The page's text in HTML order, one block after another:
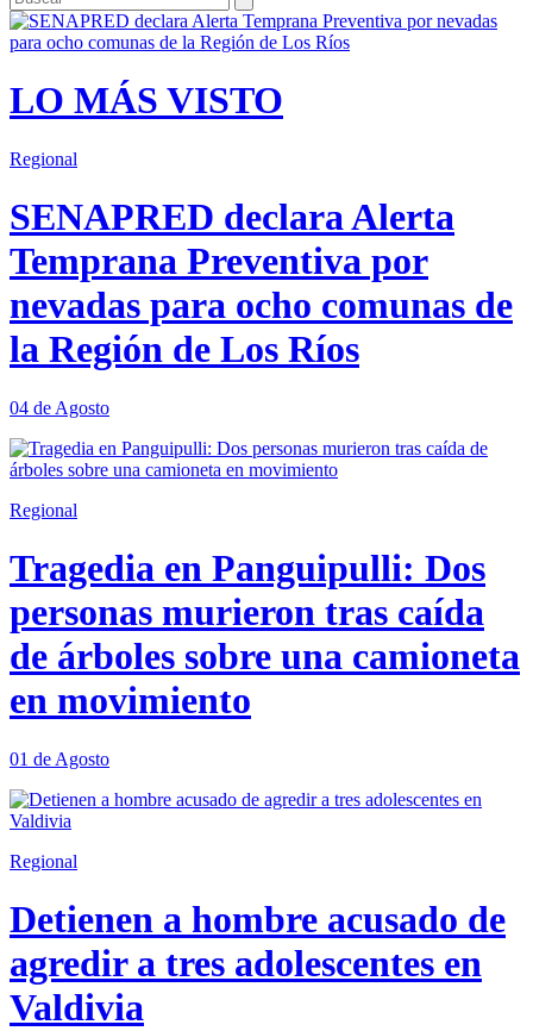
LO MÁS VISTO
Regional
SENAPRED declara Alerta
Temprana Preventiva por
nevadas para ocho comunas de
la Región de Los Ríos
04 de Agosto
Regional
Tragedia en Panguipulli: Dos
personas murieron tras caída
de árboles sobre una camioneta
en movimiento
01 de Agosto
Regional
Detienen a hombre acusado de
agredir a tres adolescentes en
Valdivia